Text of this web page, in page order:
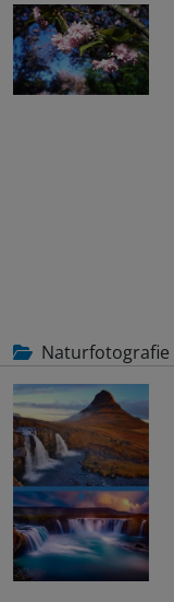
Naturfotografie